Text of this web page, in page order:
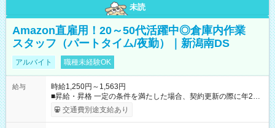
未読
Amazon直雇用！20～50代活躍中◎倉庫内作業
スタッフ（パートタイム/夜勤）｜新潟南DS
アルバイト 職種未経験OK
給与
時給1,250円～1,563円
■昇給・昇格 一定の条件を満たした場合、契約更新の際に年2回
まで昇給の機会があります。 ■正社員登用制度あり ※月末締/翌
月25日支払い ※時間外手当、別途支給 ※深夜割増賃金 (22:00～
交通費別途支給あり